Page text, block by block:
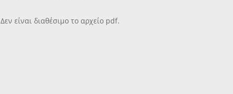
Δεν είναι διαθέσιμο το αρχείο pdf.